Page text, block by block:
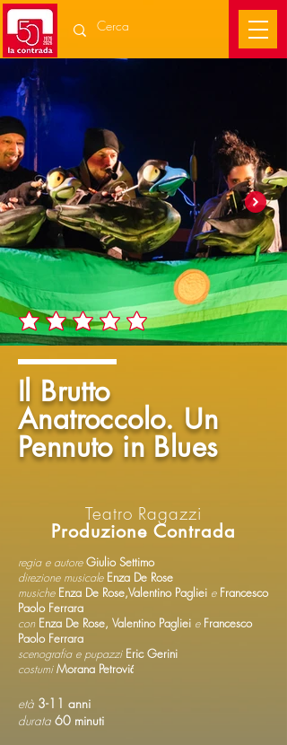
Il Brutto
Anatroccolo. Un
Pennuto in Blues
Teatro Ragazzi
Produzione Contrada
regia e autoreGiulio Settimo
direzione musicale Enza De Rose
musiche Enza De Rose,Valentino Pagliei eFrancesco
Paolo Ferrara
con Enza De Rose, Valentino Pagliei eFrancesco
Paolo Ferrara
scenografia e pupazziEric Gerini
costumiMorana Petrović
età 3-11 anni
durata 60 minuti